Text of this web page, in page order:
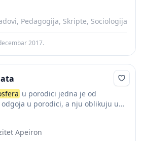
Pedagogija, Skripte, Sociologija
2017.
u porodici jedna je od
u porodici, a nju oblikuju u
Apeiron